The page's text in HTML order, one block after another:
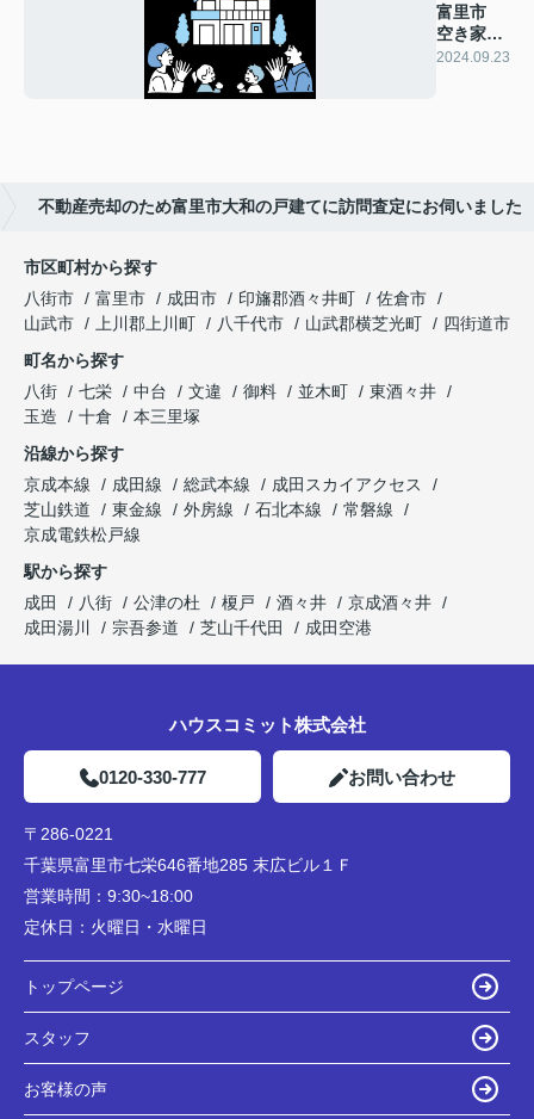
富里市
空き家買
取り
2024.09.23
不動産売却のため富里市大和の戸建てに訪問査定にお伺いました
市区町村から探す
八街市
富里市 成田市 印旛郡酒々井町
佐倉市
山武市
上川郡上川町 八千代市 山武郡横芝光町
四街道市
町名から探す
八街
七栄 中台 文違 御料 並木町
東酒々井
玉造
十倉
本三里塚
沿線から探す
京成本線
成田線 総武本線
成田スカイアクセス
芝山鉄道
東金線 外房線 石北本線
常磐線
京成電鉄松戸線
駅から探す
成田
八街 公津の杜 榎戸 酒々井
京成酒々井
成田湯川
宗吾参道 芝山千代田 成田空港
ハウスコミット株式会社
0120-330-777 お問い合わせ
〒286-0221
千葉県富里市七栄646番地285 末広ビル１Ｆ
営業時間： 9:30~18:00
定休日： 火曜日・水曜日
トップページ
スタッフ
お客様の声